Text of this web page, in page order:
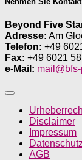
Beyond Five
Adresse: Am
Telefon: +49
Fax: +49 6021
e-Mail:
Disclaimer
Impressum
Datenschutz
AGB